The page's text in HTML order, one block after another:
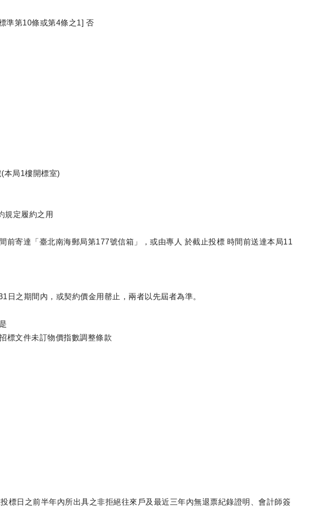
準第10條或第4條之1] 否
本局1樓開標室)
規定履約之用
前寄達「臺北南海郵局第177號信箱」，或由專人 於截止投標 時間前送達本局11
之期間內，或契約價金用罄止，兩者以先屆者為準。
標文件未訂物價指數調整條款
標日之前半年內所出具之非拒絕往來戶及最近三年內無退票紀錄證明、會計師簽